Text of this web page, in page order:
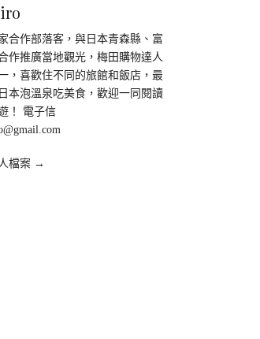
合作部落客，與日本青森縣、富
作推廣當地觀光，梅田購物達人
，喜歡住不同的旅館和飯店，最
本泡溫泉吃美食，歡迎一同閱讀
！ 電子信
檔案 →